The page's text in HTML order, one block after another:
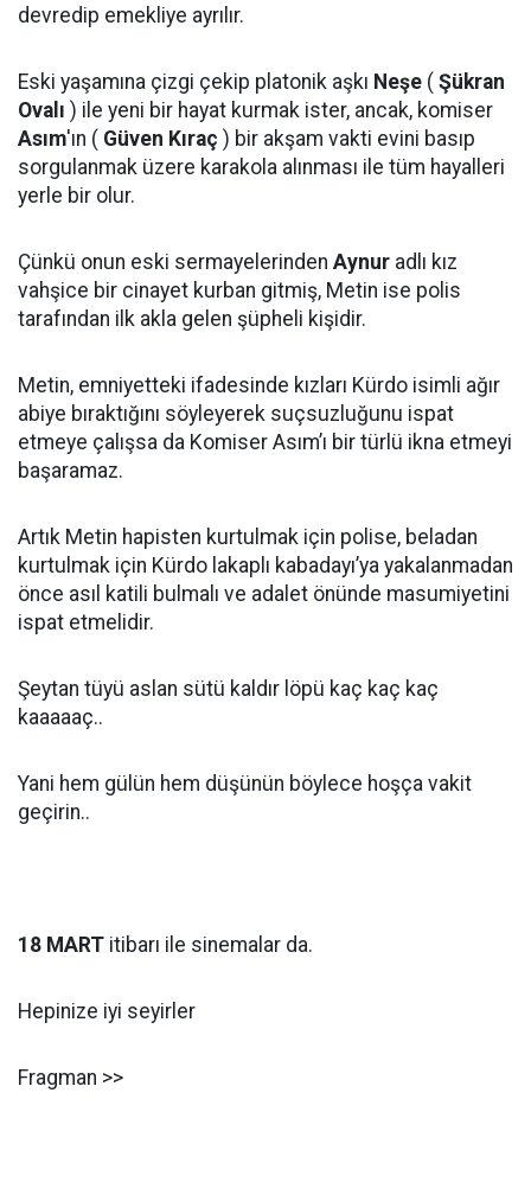
devredip emekliye ayrılır.
Eski yaşamına çizgi çekip platonik aşkı Neşe ( Şükran
Ovalı ) ile yeni bir hayat kurmak ister, ancak, komiser
Asım'ın ( Güven Kıraç ) bir akşam vakti evini basıp
sorgulanmak üzere karakola alınması ile tüm hayalleri
yerle bir olur.
Çünkü onun eski sermayelerinden Aynur adlı kız
vahşice bir cinayet kurban gitmiş, Metin ise polis
tarafından ilk akla gelen şüpheli kişidir.
Metin, emniyetteki ifadesinde kızları Kürdo isimli ağır
abiye bıraktığını söyleyerek suçsuzluğunu ispat
etmeye çalışsa da Komiser Asım’ı bir türlü ikna etmeyi
başaramaz.
Artık Metin hapisten kurtulmak için polise, beladan
kurtulmak için Kürdo lakaplı kabadayı’ya yakalanmadan
önce asıl katili bulmalı ve adalet önünde masumiyetini
ispat etmelidir.
Şeytan tüyü aslan sütü kaldır löpü kaç kaç kaç
kaaaaaç..
Yani hem gülün hem düşünün böylece hoşça vakit
geçirin..
18 MART itibarı ile sinemalar da.
Hepinize iyi seyirler
Fragman >>